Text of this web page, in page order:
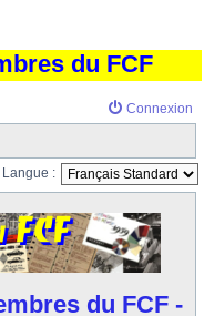
du FCF
Connexion
Langue :
du FCF -